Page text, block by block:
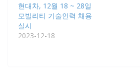
현대차, 12월 18 ~ 28일
모빌리티 기술인력 채용
실시
2023-12-18